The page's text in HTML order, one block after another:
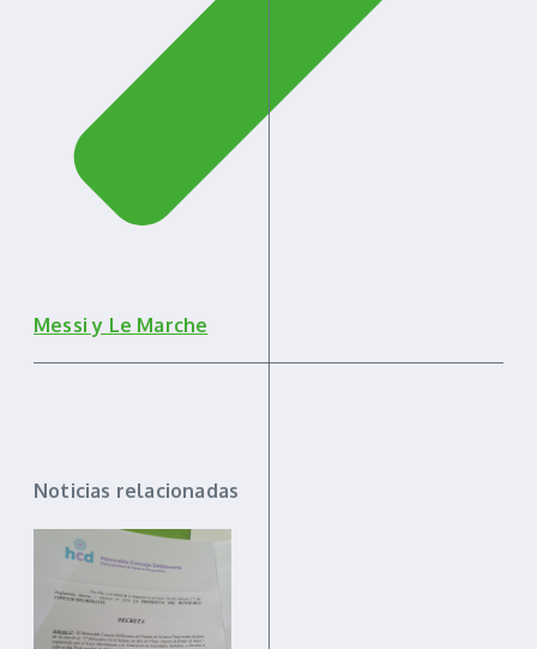
Messi y Le Marche
Noticias relacionadas